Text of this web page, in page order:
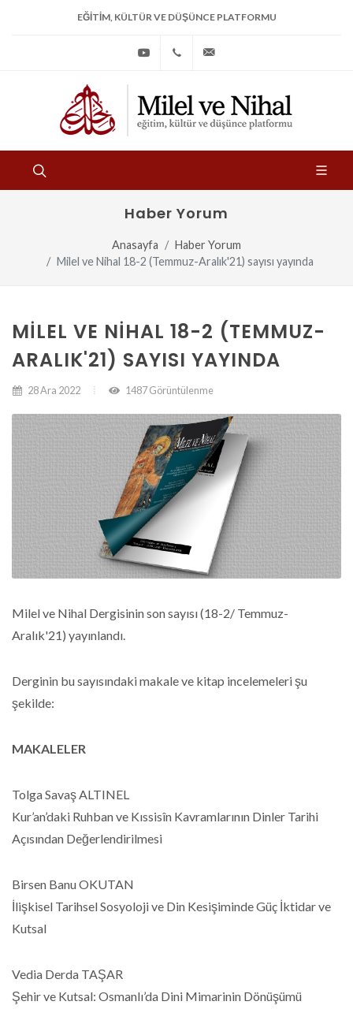
EĞITIM, KÜLTÜR VE DÜŞÜNCE PLATFORMU
Youtube +90
533
31
Haber Yorum
Anasayfa
Haber Yorum
Milel ve Nihal 18-2 (Temmuz-Aralık'21) sayısı yayında
MILEL VE NIHAL 18-2 (TEMMUZ-
ARALIK'21) SAYISI YAYINDA
28 Ara 2022 1487 Görüntülenme
Milel ve Nihal Dergisinin son sayısı (18-2/ Temmuz-
Aralık'21) yayınlandı.
Derginin bu sayısındaki makale ve kitap incelemeleri şu
şekilde:
MAKALELER
Tolga Savaş ALTINEL
Kur’an’daki Ruhban ve Kıssisîn Kavramlarının Dinler Tarihi
Açısından Değerlendirilmesi
Birsen Banu OKUTAN
İlişkisel Tarihsel Sosyoloji ve Din Kesişiminde Güç İktidar ve
Kutsal
Vedia Derda TAŞAR
Şehir ve Kutsal: Osmanlı’da Dini Mimarinin Dönüşümü